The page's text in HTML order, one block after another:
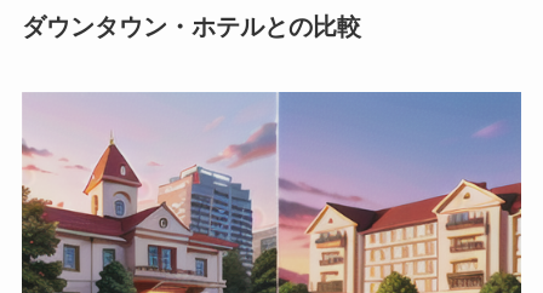
ダウンタウン・ホテルとの比較